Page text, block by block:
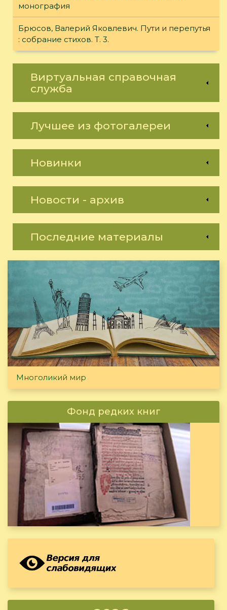
монография
Брюсов, Валерий Яковлевич. Пути и перепутья
: собрание стихов. Т. 3.
Виртуальная справочная
служба
Лучшее из фотогалереи
Новинки
Новости - архив
Последние материалы
Многоликий мир
Фонд редких книг